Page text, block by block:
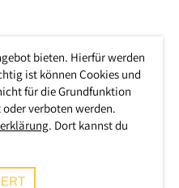
bieten. Hierfür werden
ist können Cookies und
für die Grundfunktion
verboten werden.
. Dort kannst du